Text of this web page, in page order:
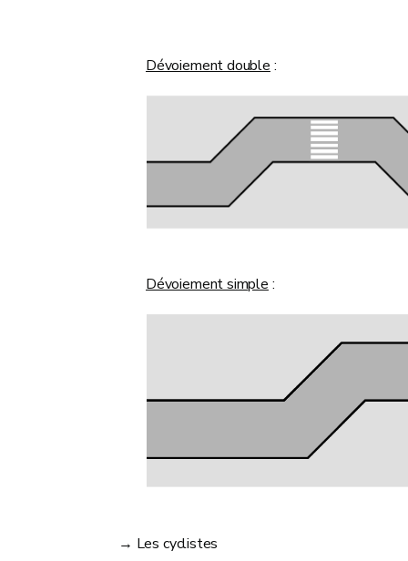
Dévoiement double :
Dévoiement simple :
→ Les cyclistes